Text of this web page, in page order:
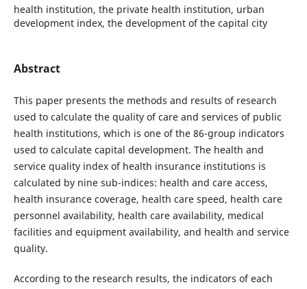
health institution, the private health institution, urban
development index, the development of the capital city
Abstract
This paper presents the methods and results of research
used to calculate the quality of care and services of public
health institutions, which is one of the 86-group indicators
used to calculate capital development. The health and
service quality index of health insurance institutions is
calculated by nine sub-indices: health and care access,
health insurance coverage, health care speed, health care
personnel availability, health care availability, medical
facilities and equipment availability, and health and service
quality.
According to the research results, the indicators of each